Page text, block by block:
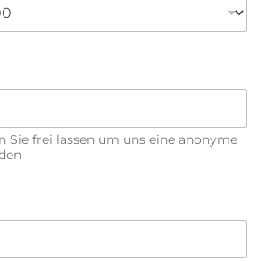
Sie frei lassen um uns eine anonyme